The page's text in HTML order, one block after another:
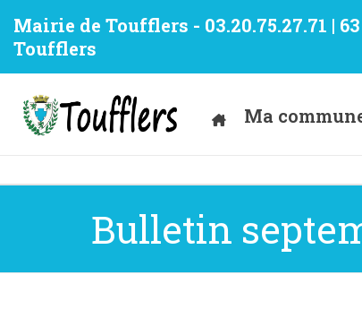
Mairie de Toufflers - 03.20.75.27.71 |
Toufflers
Ma
Bulletin